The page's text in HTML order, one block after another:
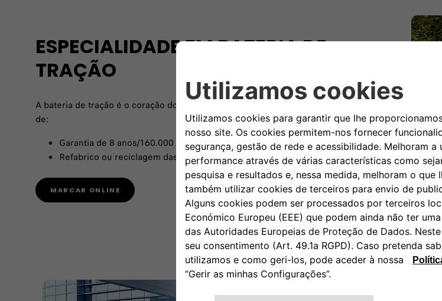
ESPECIALIDADE EM BATERIA DE
TRAÇÃO
A bateria de tração é o coração do seu veículo elétrico. Com a Fiat, pode beneficiar
de:
Garantia de 8 anos/160.000 km
Refabrico ou reciclagem das baterias no fim da sua vida útil
MARCAR ONLINE